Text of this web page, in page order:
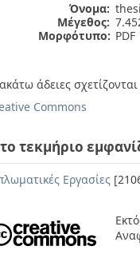
Όνομα:
Μέγεθος:
Μορφότυπο: PDF
άδειες
Commons
τεκμήριο
Εργασίες